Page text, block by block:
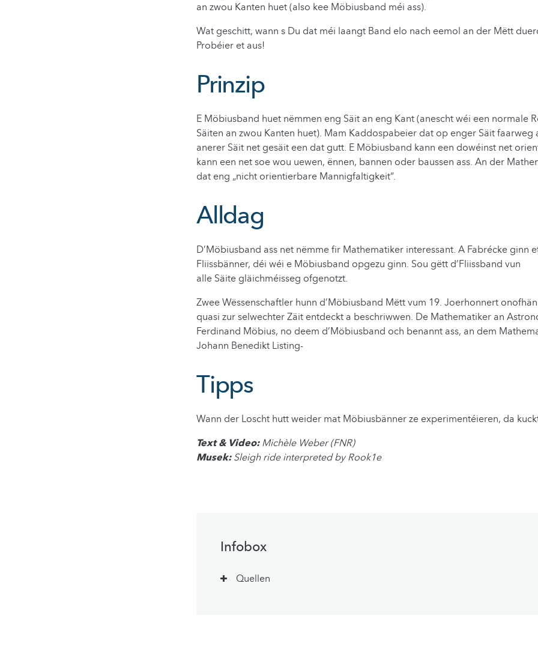
an zwou Kanten huet (also kee Möbiusband méi ass).
Wat geschitt, wann s Du dat méi laangt Band elo nach eemol an der Mëtt
Probéier et aus!
Prinzip
E Möbiusband huet nëmmen eng Säit an eng Kant (anescht wéi een normale
Säiten an zwou Kanten huet). Mam Kaddospabeier dat op enger Säit faarweg
anerer Säit net gesäit een dat gutt. E Möbiusband kann een dowéinst net
kann een net soe wou uewen, ënnen, bannen oder baussen ass. An der
dat eng „nicht orientierbare Mannigfaltigkeit“.
Alldag
D’Möbiusband ass net nëmme fir Mathematiker interessant. A Fabrécke ginn
Fliissbänner, déi wéi e Möbiusband opgezu ginn. Sou gëtt d’Fliissband vun
alle Säite gläichméisseg ofgenotzt.
Zwee Wëssenschaftler hunn d’Möbiusband Mëtt vum 19. Joerhonnert
quasi zur selwechter Zäit entdeckt a beschriwwen. De Mathematiker an
Ferdinand Möbius, no deem d’Möbiusband och benannt ass, an dem
Johann Benedikt Listing-
Tipps
Wann der Loscht hutt weider mat Möbiusbänner ze experimentéieren, da
Text & Video:Michèle Weber (FNR)
Musek:Sleigh ride interpreted by Rook1e
Infobox
Quellen